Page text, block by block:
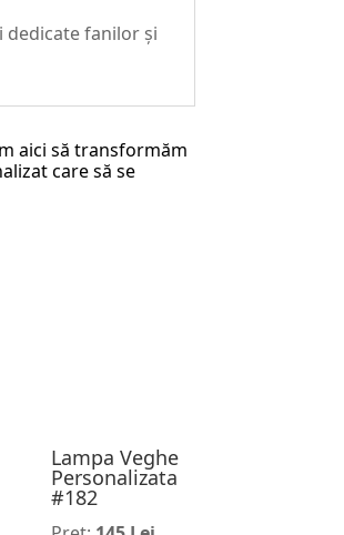
dedicate fanilor și
aici să transformăm
care să se
Lampa Veghe
Personalizata
#182